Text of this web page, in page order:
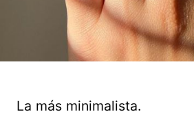
La más minimalista.